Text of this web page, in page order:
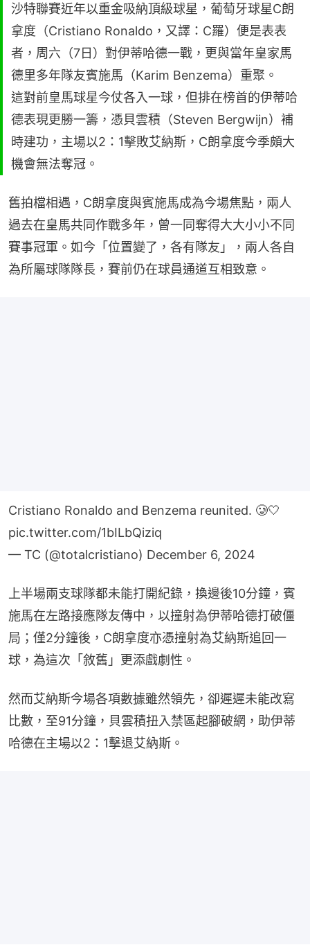
沙特聯賽近年以重金吸納頂級球星，葡萄牙球星C朗
拿度（Cristiano Ronaldo，又譯：C羅）便是表表
者，周六（7日）對伊蒂哈德一戰，更與當年皇家馬
德里多年隊友賓施馬（Karim Benzema）重聚。
這對前皇馬球星今仗各入一球，但排在榜首的伊蒂哈
德表現更勝一籌，憑貝雲積（Steven Bergwijn）補
時建功，主場以2：1擊敗艾納斯，C朗拿度今季頗大
機會無法奪冠。
舊拍檔相遇，C朗拿度與賓施馬成為今場焦點，兩人
過去在皇馬共同作戰多年，曾一同奪得大大小小不同
賽事冠軍。如今「位置變了，各有隊友」，兩人各自
為所屬球隊隊長，賽前仍在球員通道互相致意。
Cristiano Ronaldo and Benzema reunited. 🥲🤍
pic.twitter.com/1bILbQiziq
— TC (@totalcristiano) December 6, 2024
上半場兩支球隊都未能打開紀錄，換邊後10分鐘，賓
施馬在左路接應隊友傳中，以撞射為伊蒂哈德打破僵
局；僅2分鐘後，C朗拿度亦憑撞射為艾納斯追回一
球，為這次「敘舊」更添戲劇性。
然而艾納斯今場各項數據雖然領先，卻遲遲未能改寫
比數，至91分鐘，貝雲積扭入禁區起腳破網，助伊蒂
哈德在主場以2：1擊退艾納斯。